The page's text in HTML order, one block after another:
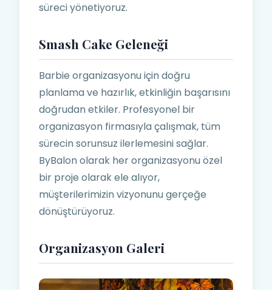
süreci yönetiyoruz.
Smash Cake Geleneği
Barbie organizasyonu için doğru
planlama ve hazırlık, etkinliğin başarısını
doğrudan etkiler. Profesyonel bir
organizasyon firmasıyla çalışmak, tüm
sürecin sorunsuz ilerlemesini sağlar.
ByBalon olarak her organizasyonu özel
bir proje olarak ele alıyor,
müşterilerimizin vizyonunu gerçeğe
dönüştürüyoruz.
Organizasyon Galeri